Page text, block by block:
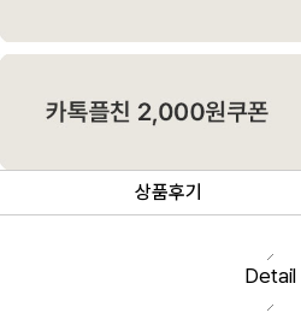
상품후기
Detail